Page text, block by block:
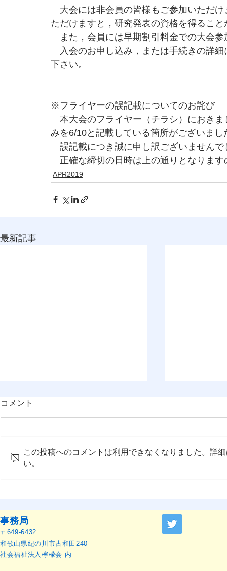
大会には非会員の皆様もご参加いただ
ただけますと，研究発表の資格を得ること
また，会員には早期割引料金での大会参
入会のお申し込み，または手続きの詳細
下さい。
※フライヤーの誤記載についてのお詫び
本大会のフライヤー（チラシ）におき
みを6/10と記載している箇所がございまし
誤記載につき誠に申し訳ございませんで
正確な締切の日時は上の通りとなりま
APR2019
最新記事
コメント
この投稿へのコメントは利用できなくなりました。詳
い。
事務局
〒649-6432
和歌山県紀の川市古和田240
社会福祉法人檸檬会 内